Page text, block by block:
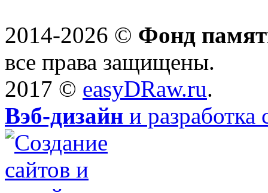
2014-2026 © Фонд
все права защищены.
2017 © easyDRaw.ru.
Вэб-дизайн и разработка